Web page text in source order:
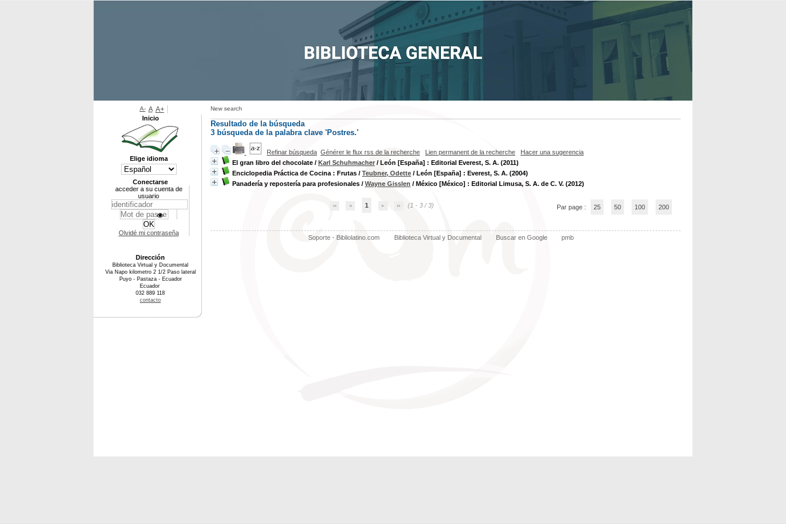
New search
Resultado de la búsqueda
3 búsqueda de la palabra clave 'Postres.'
Refinar búsqueda Générer le flux rss de la recherche Lien permanent de la recherche
Hacer una sugerencia
El gran libro del chocolate / Karl Schuhmacher / León [España] : Editorial Everest, S. A. (2011)
Enciclopedia Práctica de Cocina : Frutas / Teubner, Odette / León [España] : Everest, S. A. (2004)
Panadería y repostería para profesionales / Wayne Gisslen / México [México] : Editorial Limusa, S. A. de C. V. (2012)
1 (1 - 3 / 3) Par page : 25 50 100 200
Soporte - Bibliolatino.com Biblioteca Virtual y Documental Buscar en Google pmb
A- A A+
Inicio
Elige idioma
Conectarse
acceder a su cuenta de
usuario
Olvidé mi contraseña
Dirección
Biblioteca Virtual y Documental
Via Napo kilometro 2 1/2 Paso lateral
Puyo - Pastaza - Ecuador
Ecuador
032 889 118
contacto